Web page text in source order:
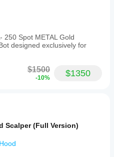
250 Spot METAL Gold
designed exclusively for
$1500
-10% $1350
Scalper (Full Version)